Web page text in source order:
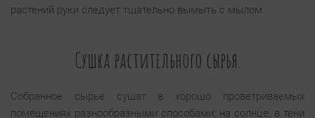
растений руки следует тщательно вымыть с мылом.
Сушка растительного сырья.
Собранное сырье сушат в хорошо проветриваемых
помещениях разнообразными способами: на солнце, в тени